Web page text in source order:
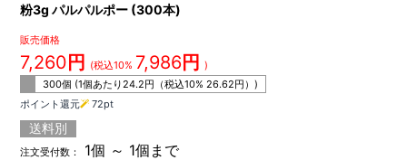
粉3g パルパルポー (300本)
販売価格
7,260 円 (税込10% 7,986円 )
300個 (1個あたり 24.2円（税込10% 26.62円）)
ポイント還元
72pt
送料別
注文受付数： 1個 ～ 1個まで